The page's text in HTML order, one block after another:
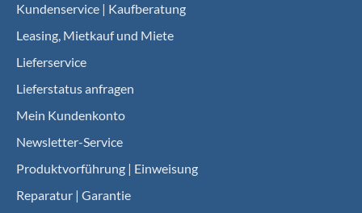
Kundenservice | Kaufberatung
Leasing, Mietkauf und Miete
Lieferservice
Lieferstatus anfragen
Mein Kundenkonto
Newsletter-Service
Produktvorführung | Einweisung
Reparatur | Garantie